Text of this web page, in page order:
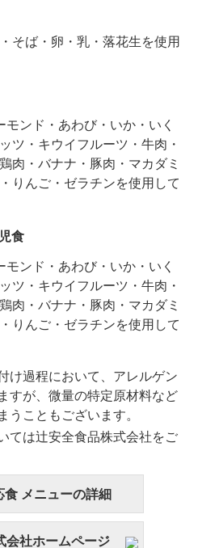
そば・卵・乳・落花生を使用
ンド・あわび・いか・いく
ツ・キウイフルーツ・牛肉・
肉・バナナ・豚肉・マカダミ
りんご・ゼラチンを使用して
食
ンド・あわび・いか・いく
ツ・キウイフルーツ・牛肉・
肉・バナナ・豚肉・マカダミ
りんご・ゼラチンを使用して
け過程において、アレルゲン
すが、微量の特定原材料など
うこともございます。
ては辻安全食品株式会社をご
食 メニューの詳細
会社ホームページ